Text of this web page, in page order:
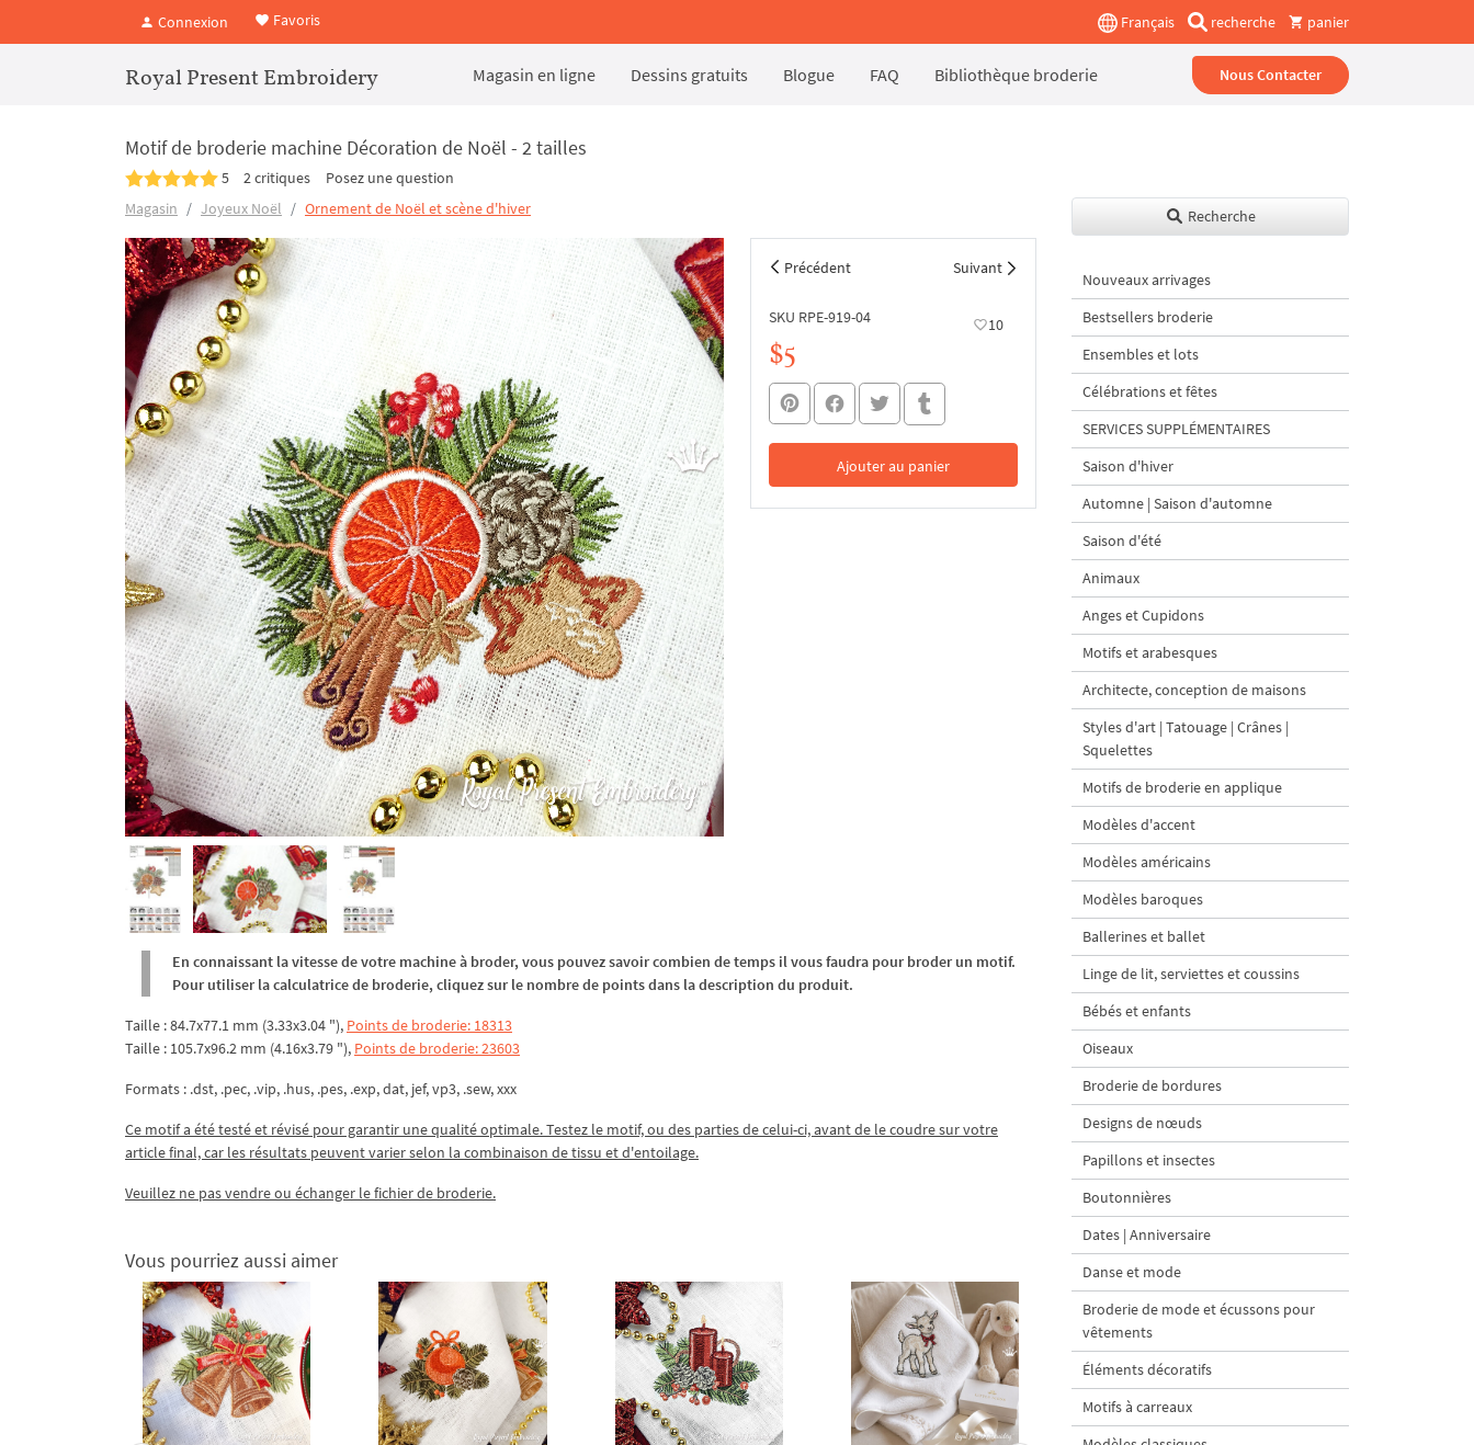
Connexion Favoris Français recherche panier
Royal Present Embroidery Magasin en ligne Dessins gratuits Blogue FAQ Bibliothèque broderie Nous Contacter
Motif de broderie machine Décoration de Noël - 2 tailles
5 2 critiques
Posez une question
Magasin
Joyeux Noël Ornement de Noël et scène d'hiver
Précédent Suivant
SKU RPE-919-04 10
$5
Ajouter au panier
Dans le panier
En connaissant la vitesse de votre machine à broder, vous pouvez savoir combien de temps il vous faudra pour broder un motif.
Pour utiliser la calculatrice de broderie, cliquez sur le nombre de points dans la description du produit.
Taille : 84.7x77.1 mm (3.33x3.04 "), Points de broderie: 18313
Taille : 105.7x96.2 mm (4.16x3.79 "), Points de broderie: 23603
Formats : .dst, .pec, .vip, .hus, .pes, .exp, dat, jef, vp3, .sew, xxx
Ce motif a été testé et révisé pour garantir une qualité optimale. Testez le motif, ou des parties de celui-ci, avant de le coudre sur votre
article final, car les résultats peuvent varier selon la combinaison de tissu et d'entoilage.
Veuillez ne pas vendre ou échanger le fichier de broderie.
Vous pourriez aussi aimer
Recherche
Nouveaux arrivages
Bestsellers broderie
Ensembles et lots
Célébrations et fêtes
SERVICES SUPPLÉMENTAIRES
Saison d'hiver
Automne | Saison d'automne
Saison d'été
Animaux
Anges et Cupidons
Motifs et arabesques
Architecte, conception de maisons
Styles d'art | Tatouage | Crânes |
Squelettes
Motifs de broderie en applique
Modèles d'accent
Modèles américains
Modèles baroques
Ballerines et ballet
Linge de lit, serviettes et coussins
Bébés et enfants
Oiseaux
Broderie de bordures
Designs de nœuds
Papillons et insectes
Boutonnières
Dates | Anniversaire
Danse et mode
Broderie de mode et écussons pour
vêtements
Éléments décoratifs
Motifs à carreaux